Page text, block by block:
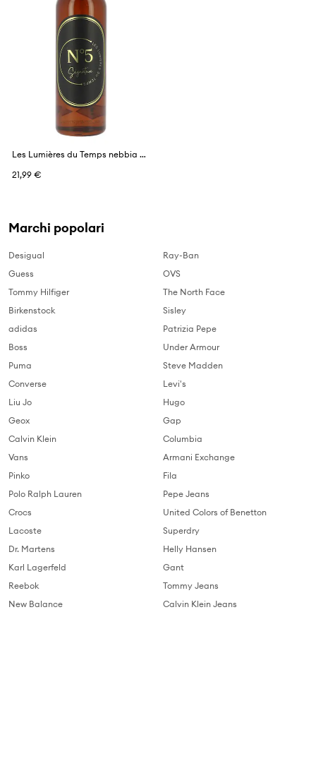
Les Lumières du Temps nebbia profumata 100 ml
21,99 €
Marchi popolari
Desigual
Guess
Tommy Hilfiger
Birkenstock
adidas
Boss
Puma
Converse
Liu Jo
Geox
Calvin Klein
Vans
Pinko
Polo Ralph Lauren
Crocs
Lacoste
Dr. Martens
Karl Lagerfeld
Reebok
New Balance
Ray-Ban
OVS
The North Face
Sisley
Patrizia Pepe
Under Armour
Steve Madden
Levi's
Hugo
Gap
Columbia
Armani Exchange
Fila
Pepe Jeans
United Colors of Benetton
Superdry
Helly Hansen
Gant
Tommy Jeans
Calvin Klein Jeans